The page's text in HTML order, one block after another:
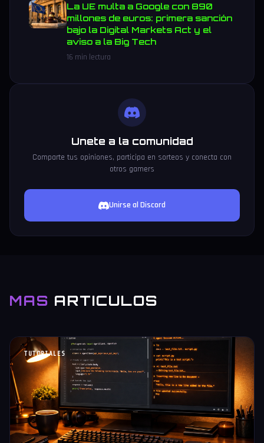
La UE multa a Google con 890
millones de euros: primera sanción
bajo la Digital Markets Act y el
aviso a la Big Tech
16 min lectura
Unete a la comunidad
Comparte tus opiniones, participa en sorteos y conecta con
otros gamers
Unirse al Discord
MAS ARTICULOS
TUTORIALES